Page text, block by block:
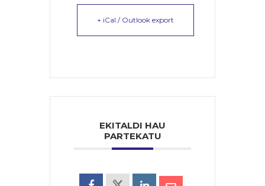
+ iCal / Outlook export
EKITALDI HAU
PARTEKATU